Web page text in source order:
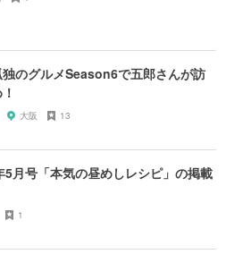
独のグルメSeason6で五郎さんが訪
大阪 13
月号「本気の昼めしレシピ」の掲載
1